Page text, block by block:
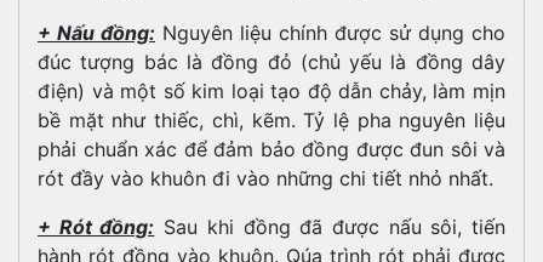
+ Nấu đồng: Nguyên liệu chính được sử dụng cho
đúc tượng bác là đồng đỏ (chủ yếu là đồng dây
điện) và một số kim loại tạo độ dẫn chảy, làm mịn
bề mặt như thiếc, chì, kẽm. Tỷ lệ pha nguyên liệu
phải chuẩn xác để đảm bảo đồng được đun sôi và
rót đầy vào khuôn đi vào những chi tiết nhỏ nhất.
+ Rót đồng: Sau khi đồng đã được nấu sôi, tiến
hành rót đồng vào khuôn. Qúa trình rót phải được